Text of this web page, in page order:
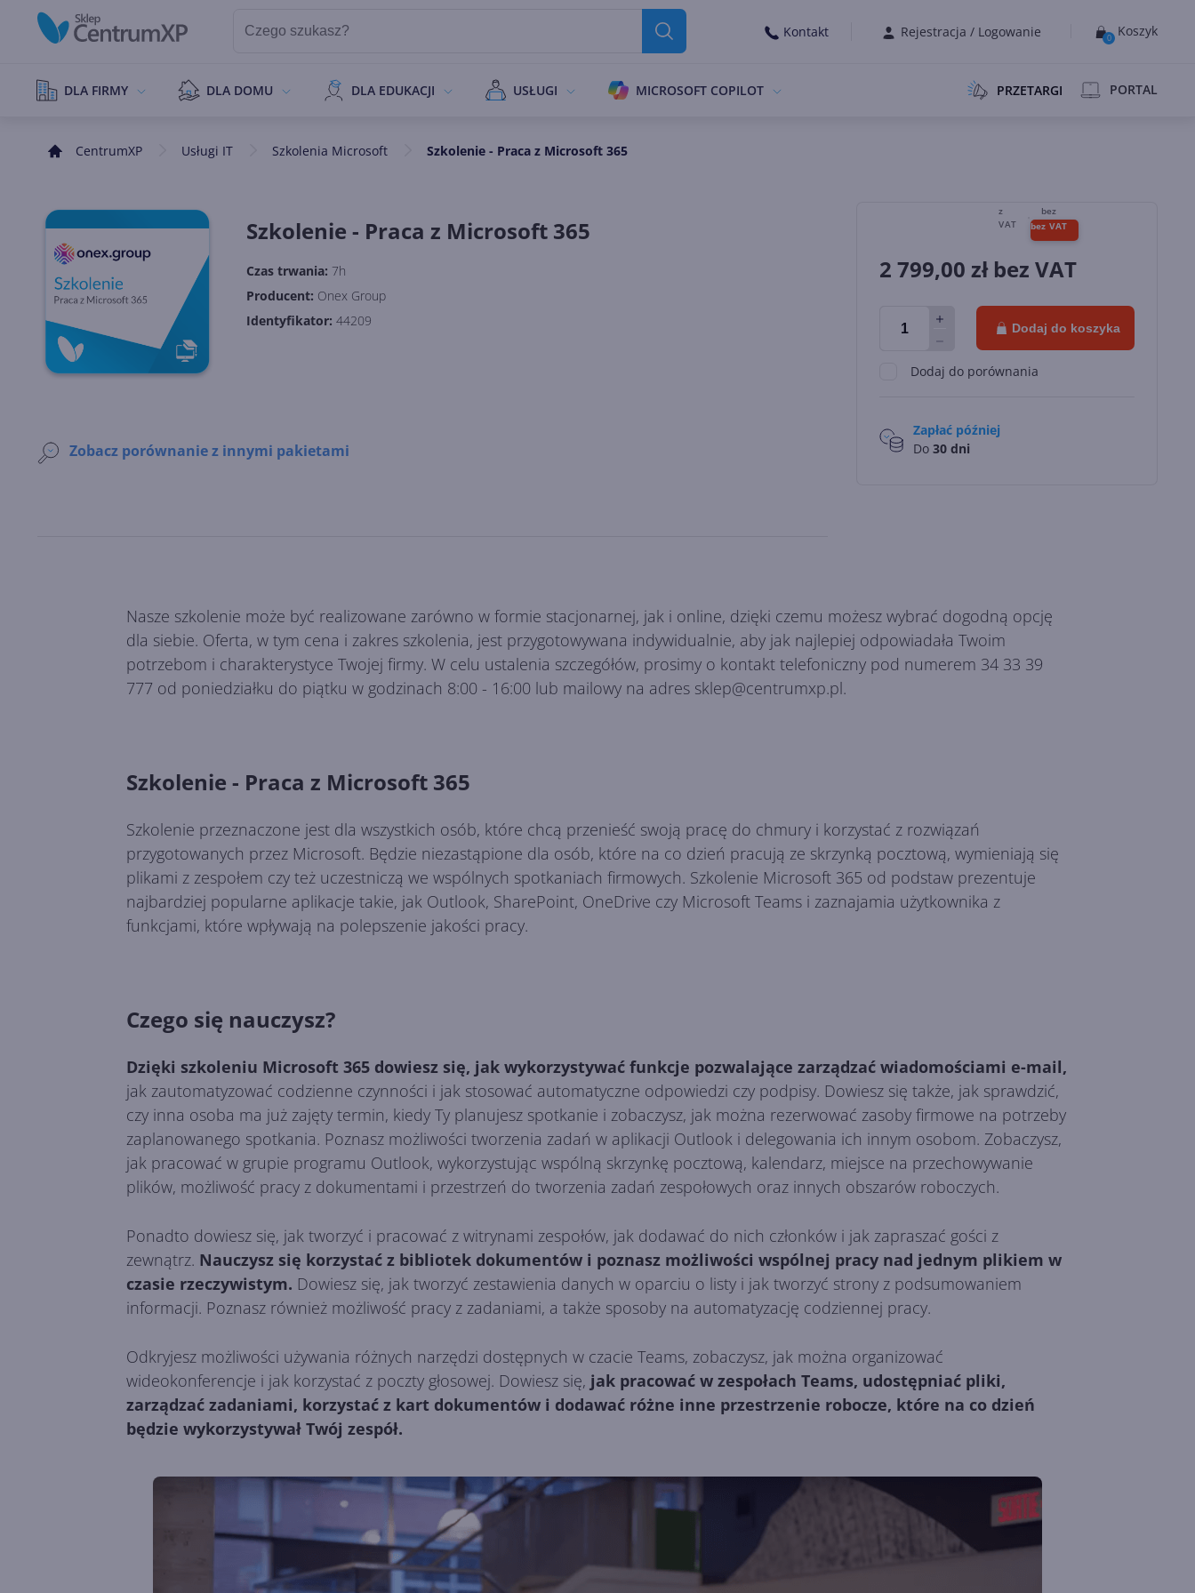
Kontakt Rejestracja / Logowanie 0 Koszyk
DLA FIRMY DLA DOMU DLA EDUKACJI USŁUGI MICROSOFT COPILOT PRZETARGI PORTAL
CentrumXP Usługi IT Szkolenia Microsoft Szkolenie - Praca z Microsoft 365
Szkolenie - Praca z Microsoft 365
2 799,00 zł bez VAT
Dodaj do koszyka
Dodaj do porównania
Zapłać później
Do 30 dni
Czas trwania: 7h
Producent: Onex Group
Identyfikator: 44209
Zobacz porównanie z innymi pakietami
Nasze szkolenie może być realizowane zarówno w formie stacjonarnej, jak i online, dzięki czemu możesz wybrać dogodną opcję
dla siebie. Oferta, w tym cena i zakres szkolenia, jest przygotowywana indywidualnie, aby jak najlepiej odpowiadała Twoim
potrzebom i charakterystyce Twojej firmy. W celu ustalenia szczegółów, prosimy o kontakt telefoniczny pod numerem 34 33 39
777 od poniedziałku do piątku w godzinach 8:00 - 16:00 lub mailowy na adres sklep@centrumxp.pl.
Szkolenie - Praca z Microsoft 365
Szkolenie przeznaczone jest dla wszystkich osób, które chcą przenieść swoją pracę do chmury i korzystać z rozwiązań
przygotowanych przez Microsoft. Będzie niezastąpione dla osób, które na co dzień pracują ze skrzynką pocztową, wymieniają się
plikami z zespołem czy też uczestniczą we wspólnych spotkaniach firmowych. Szkolenie Microsoft 365 od podstaw prezentuje
najbardziej popularne aplikacje takie, jak Outlook, SharePoint, OneDrive czy Microsoft Teams i zaznajamia użytkownika z
funkcjami, które wpływają na polepszenie jakości pracy.
Czego się nauczysz?
Dzięki szkoleniu Microsoft 365 dowiesz się, jak wykorzystywać funkcje pozwalające zarządzać wiadomościami e-mail,
jak zautomatyzować codzienne czynności i jak stosować automatyczne odpowiedzi czy podpisy. Dowiesz się także, jak sprawdzić,
czy inna osoba ma już zajęty termin, kiedy Ty planujesz spotkanie i zobaczysz, jak można rezerwować zasoby firmowe na potrzeby
zaplanowanego spotkania. Poznasz możliwości tworzenia zadań w aplikacji Outlook i delegowania ich innym osobom. Zobaczysz,
jak pracować w grupie programu Outlook, wykorzystując wspólną skrzynkę pocztową, kalendarz, miejsce na przechowywanie
plików, możliwość pracy z dokumentami i przestrzeń do tworzenia zadań zespołowych oraz innych obszarów roboczych.
Ponadto dowiesz się, jak tworzyć i pracować z witrynami zespołów, jak dodawać do nich członków i jak zapraszać gości z
zewnątrz. Nauczysz się korzystać z bibliotek dokumentów i poznasz możliwości wspólnej pracy nad jednym plikiem w
czasie rzeczywistym. Dowiesz się, jak tworzyć zestawienia danych w oparciu o listy i jak tworzyć strony z podsumowaniem
informacji. Poznasz również możliwość pracy z zadaniami, a także sposoby na automatyzację codziennej pracy.
Odkryjesz możliwości używania różnych narzędzi dostępnych w czacie Teams, zobaczysz, jak można organizować
wideokonferencje i jak korzystać z poczty głosowej. Dowiesz się, jak pracować w zespołach Teams, udostępniać pliki,
zarządzać zadaniami, korzystać z kart dokumentów i dodawać różne inne przestrzenie robocze, które na co dzień
będzie wykorzystywał Twój zespół.